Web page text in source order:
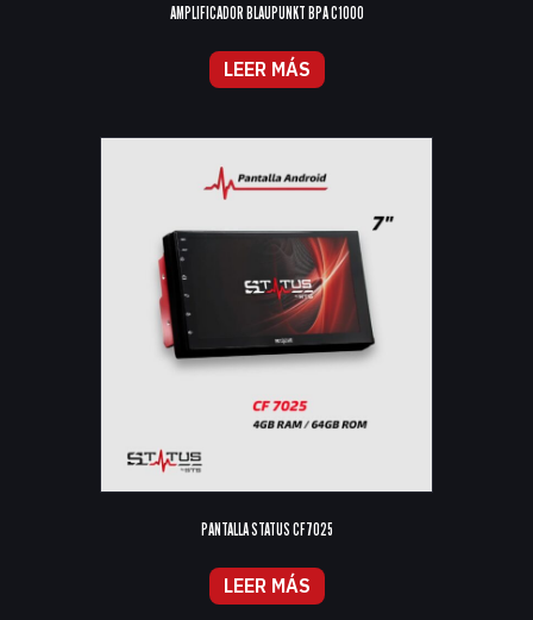
AMPLIFICADOR BLAUPUNKT BPA C1000
LEER MÁS
PANTALLA STATUS CF7025
LEER MÁS